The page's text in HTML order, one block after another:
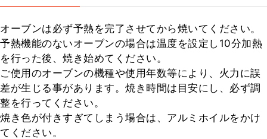
オーブンは必ず予熱を完了させてから焼いてください。
予熱機能のないオーブンの場合は温度を設定し10分加熱
を行った後、焼き始めてください。
ご使用のオーブンの機種や使用年数等により、火力に誤
差が生じる事があります。焼き時間は目安にし、必ず調
整を行ってください。
焼き色が付きすぎてしまう場合は、アルミホイルをかけ
てください。